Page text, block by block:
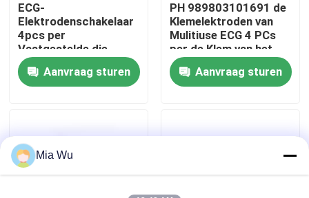
Contacteer ons
Nieuws
Verzoek om een Citaat
ECG-
Elektrodenschakelaar
4pcs per
Vastgestelde die
Klemelektroden voor
3,0 en 4,0
Lidmaatklem worden
Aanvraag sturen
PH 989803101691 de
Klemelektroden van
Mulitiuse ECG 4 PCs
per de Klem van het
zaklidmaat
Aanvraag sturen
Mia Wu